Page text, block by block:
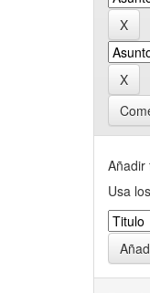
Añadir
Usa